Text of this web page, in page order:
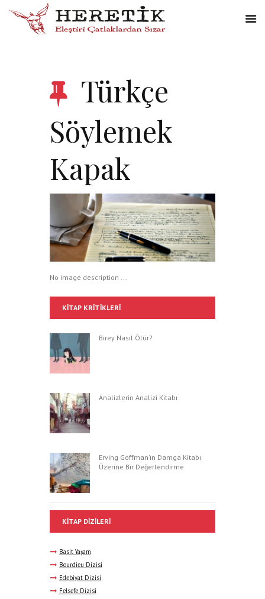
Türkçe
Söylemek
Kapak
No image description ...
KITAP KRITIKLERI
Birey Nasıl Ölür?
Analizlerin Analizi Kitabı
Erving Goffman’ın Damga Kitabı
Üzerine Bir Değerlendirme
KITAP DIZILERI
Basit Yaşam
Bourdieu Dizisi
Edebiyat Dizisi
Felsefe Dizisi